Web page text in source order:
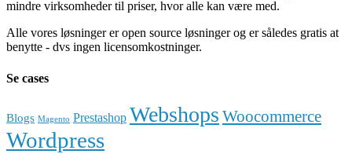
mindre virksomheder til priser, hvor alle kan være med.
Alle vores løsninger er open source løsninger og er således gratis at
benytte - dvs ingen licensomkostninger.
Se cases
Blogs Magento Prestashop Webshops Woocommerce
Wordpress